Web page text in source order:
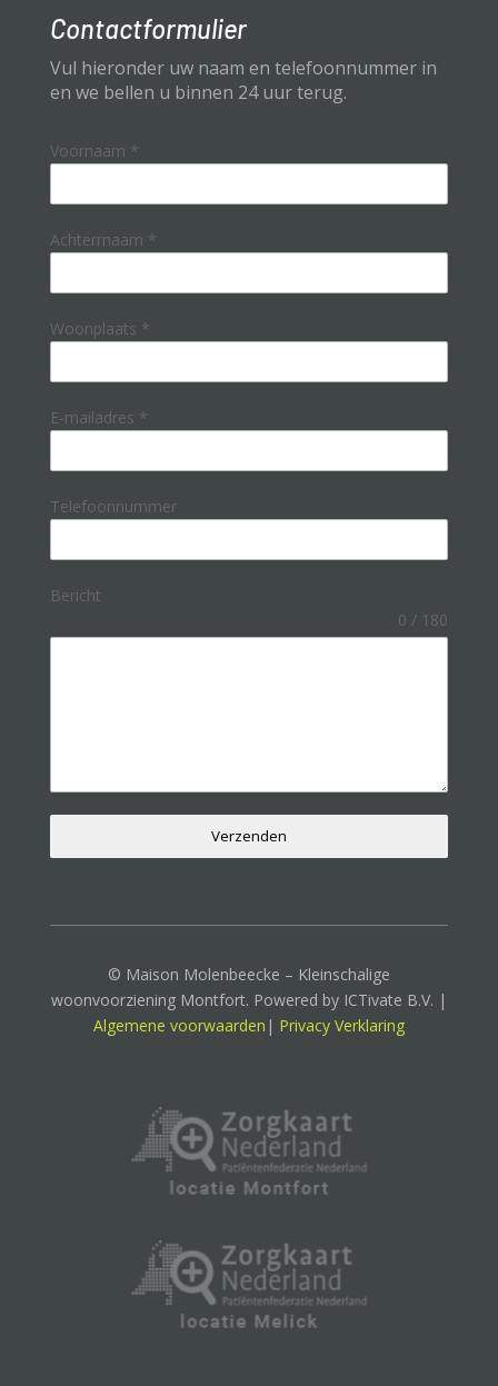
Contactformulier
Vul hieronder uw naam en telefoonnummer in
en we bellen u binnen 24 uur terug.
Voornaam *
Achterrnaam *
Woonplaats *
E-mailadres *
Telefoonnummer
Bericht
0 / 180
Verzenden
© Maison Molenbeecke – Kleinschalige
woonvoorziening Montfort. Powered by ICTivate B.V. |
Algemene voorwaarden | Privacy Verklaring